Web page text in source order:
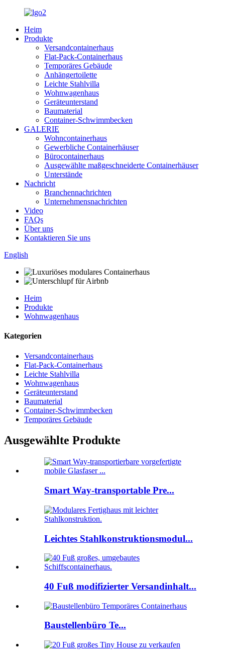
Heim
Produkte
Versandcontainerhaus
Flat-Pack-Containerhaus
Temporäres Gebäude
Anhängertoilette
Leichte Stahlvilla
Wohnwagenhaus
Geräteunterstand
Baumaterial
Container-Schwimmbecken
GALERIE
Wohncontainerhaus
Gewerbliche Containerhäuser
Bürocontainerhaus
Ausgewählte maßgeschneiderte Containerhäuser
Unterstände
Nachricht
Branchennachrichten
Unternehmensnachrichten
Video
FAQs
Über uns
Kontaktieren Sie uns
English
Heim
Produkte
Wohnwagenhaus
Kategorien
Versandcontainerhaus
Flat-Pack-Containerhaus
Leichte Stahlvilla
Wohnwagenhaus
Geräteunterstand
Baumaterial
Container-Schwimmbecken
Temporäres Gebäude
Ausgewählte Produkte
Smart Way-transportable Pre...
Leichtes Stahlkonstruktionsmodul...
40 Fuß modifizierter Versandinhalt...
Baustellenbüro Te...